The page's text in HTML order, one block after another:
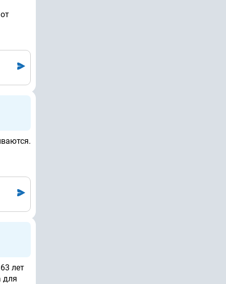
лет
для